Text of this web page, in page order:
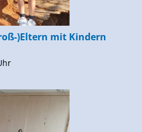
)Eltern mit Kindern